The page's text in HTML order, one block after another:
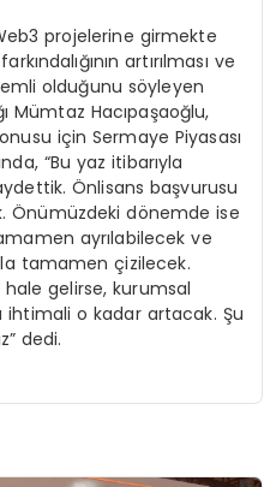
projelerine girmekte
artırılması ve
olduğunu söyleyen
Mümtaz Hacıpaşaoğlu,
için Sermaye Piyasası
“Bu yaz itibarıyla
Önlisans başvurusu
Önümüzdeki dönemde ise
ayrılabilecek ve
tamamen çizilecek.
gelirse, kurumsal
ihtimali o kadar artacak. Şu
dedi.